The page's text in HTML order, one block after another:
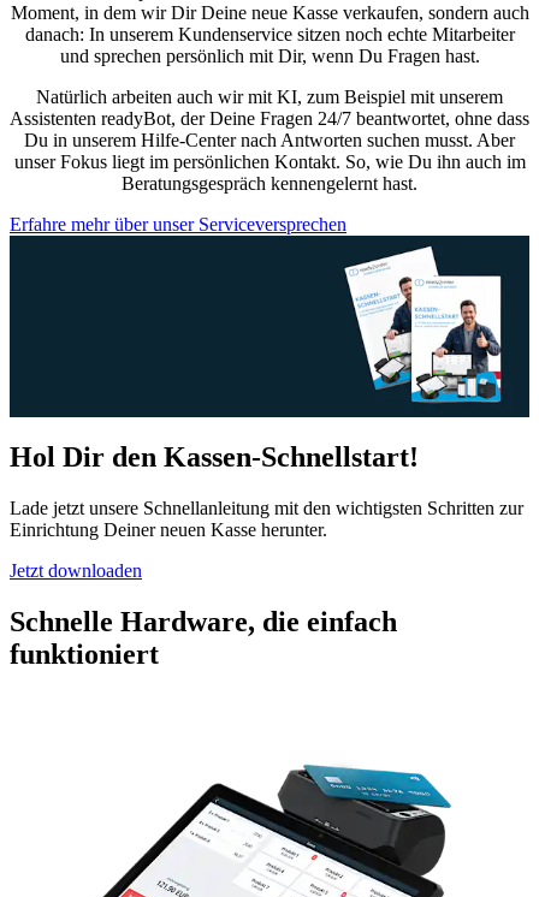
Moment, in dem wir Dir Deine neue Kasse verkaufen, sondern auch
danach: In unserem Kundenservice sitzen noch echte Mitarbeiter
und sprechen persönlich mit Dir, wenn Du Fragen hast.
Natürlich arbeiten auch wir mit KI, zum Beispiel mit unserem
Assistenten readyBot, der Deine Fragen 24/7 beantwortet, ohne dass
Du in unserem Hilfe-Center nach Antworten suchen musst. Aber
unser Fokus liegt im persönlichen Kontakt. So, wie Du ihn auch im
Beratungsgespräch kennengelernt hast.
Erfahre mehr über unser Serviceversprechen
Hol Dir den Kassen-Schnellstart!
Lade jetzt unsere Schnellanleitung mit den wichtigsten Schritten zur
Einrichtung Deiner neuen Kasse herunter.
Jetzt downloaden
Schnelle Hardware, die einfach
funktioniert